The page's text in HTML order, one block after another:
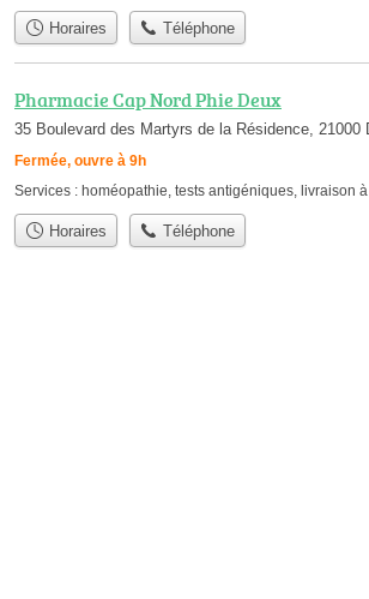
Horaires Téléphone
Pharmacie Cap Nord Phie Deux
35 Boulevard des Martyrs de la Résidence, 21000
Fermée, ouvre à 9h
Services : homéopathie, tests antigéniques, livraison
Horaires Téléphone